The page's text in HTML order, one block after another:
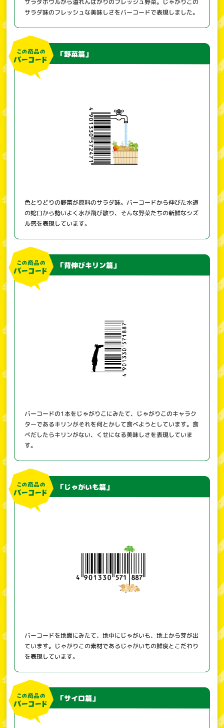
サラダボウルから溢れんばかりのフレッシュ野菜。じゃがりこの
サラダ味のフレッシュな美味しさをバーコードで表現しました。
「野菜篇」
色とりどりの野菜が原料のサラダ味。バーコードから伸びた水道
の蛇口から勢いよく水が飛び散り、そんな野菜たちの新鮮なシズ
ル感を表現しています。
「背伸びキリン篇」
バーコードの1本をじゃがりこにみたて、じゃがりこのキャラク
ターであるキリンがそれを何とかして食べようとしています。食
べだしたらキリンがない、くせになる美味しさを表現していま
す。
「じゃがいも篇」
バーコードを地面にみたて、地中にじゃがいも、地上から芽が出
ています。じゃがりこの素材であるじゃがいもの鮮度とこだわり
を表現しています。
「サイロ篇」